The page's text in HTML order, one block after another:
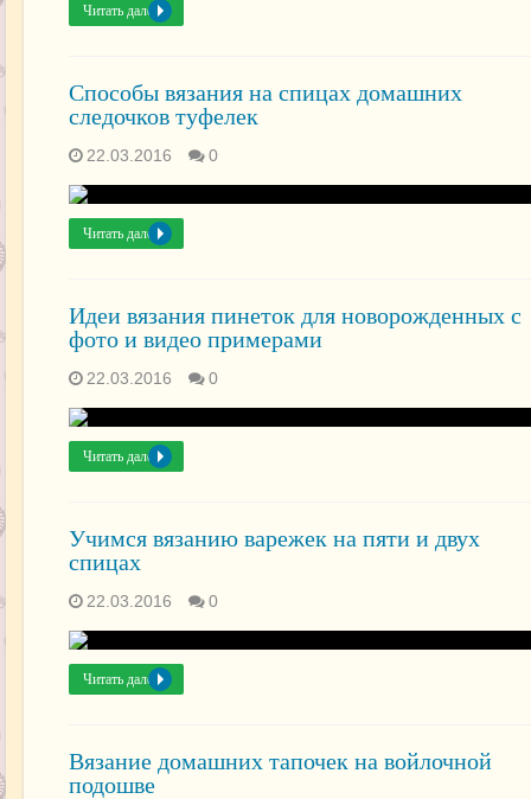
Читать далее »
Способы вязания на спицах домашних
следочков туфелек
22.03.2016 0
Читать далее »
Идеи вязания пинеток для новорожденных с
фото и видео примерами
22.03.2016 0
Читать далее »
Учимся вязанию варежек на пяти и двух
спицах
22.03.2016 0
Читать далее »
Вязание домашних тапочек на войлочной
подошве